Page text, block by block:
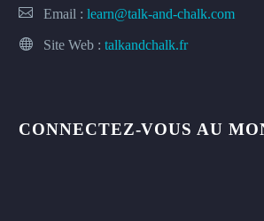
Email : learn@talk-and-chalk.com
Site Web : talkandchalk.fr
CONNECTEZ-VOUS AU